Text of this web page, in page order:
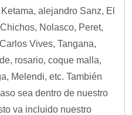
alejandro Sanz, El
Nolasco, Peret,
Vives, Tangana,
rosario, coque malla,
Melendi, etc. También
sea dentro de nuestro
va incluido nuestro